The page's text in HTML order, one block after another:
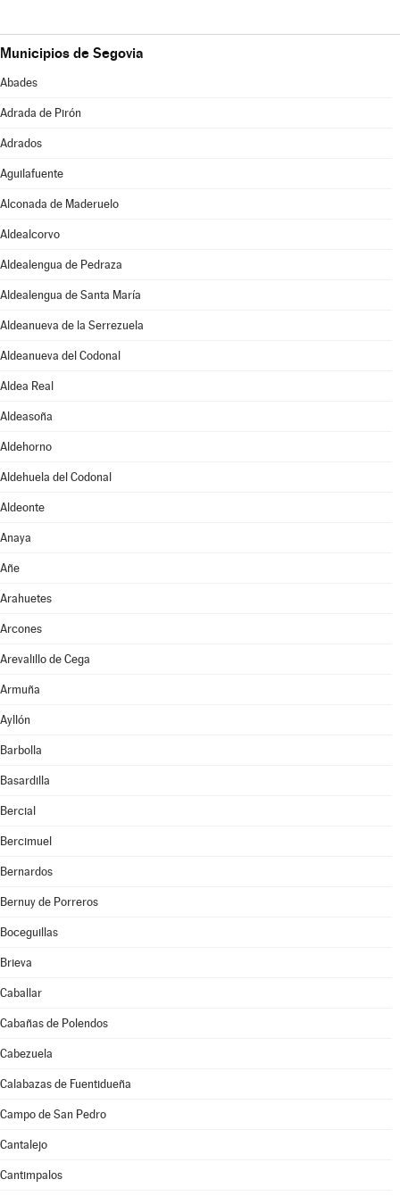
Municipios de Segovia
Abades
Adrada de Pirón
Adrados
Aguilafuente
Alconada de Maderuelo
Aldealcorvo
Aldealengua de Pedraza
Aldealengua de Santa María
Aldeanueva de la Serrezuela
Aldeanueva del Codonal
Aldea Real
Aldeasoña
Aldehorno
Aldehuela del Codonal
Aldeonte
Anaya
Añe
Arahuetes
Arcones
Arevalillo de Cega
Armuña
Ayllón
Barbolla
Basardilla
Bercial
Bercimuel
Bernardos
Bernuy de Porreros
Boceguillas
Brieva
Caballar
Cabañas de Polendos
Cabezuela
Calabazas de Fuentidueña
Campo de San Pedro
Cantalejo
Cantimpalos